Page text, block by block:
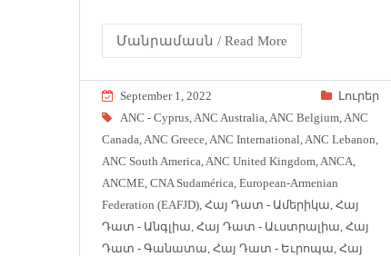
Մանրամասն / Read More
September 1, 2022
Լուրեր
ANC - Cyprus ANC Australia ANC Belgium ANC
Canada ANC Greece ANC International ANC Lebanon
ANC South America ANC United Kingdom ANCA
ANCME CNA Sudamérica European-Armenian
Federation (EAFJD) Հայ Դատ - Ամերիկա Հայ
Դատ - Անգլիա Հայ Դատ - Աւստրալիա Հայ
Դատ - Գանատա Հայ Դատ - Եւրոպա Հայ